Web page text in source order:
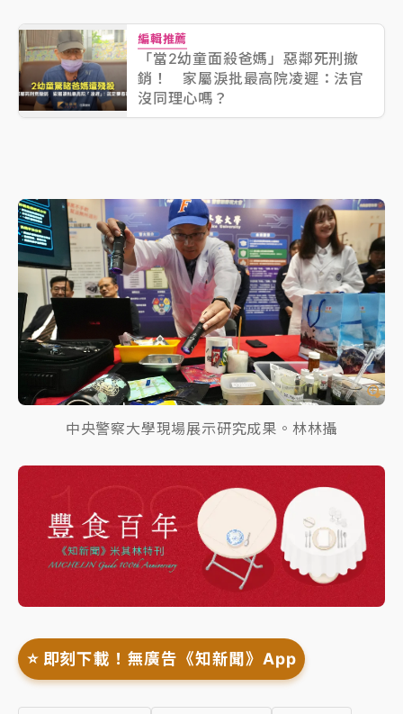
編輯推薦
「當2幼童面殺爸媽」惡鄰死刑撤
銷！ 家屬淚批最高院凌遲：法官
沒同理心嗎？
中央警察大學現場展示研究成果。林林攝
⭐️ 即刻下載！無廣告《知新聞》App